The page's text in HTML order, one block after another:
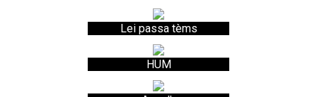
Lei passa tèms
HUM